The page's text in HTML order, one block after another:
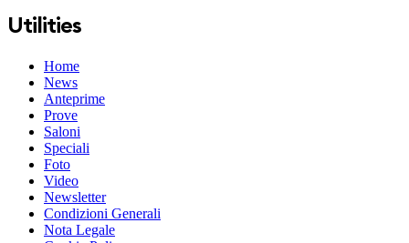
Utilities
Home
News
Anteprime
Prove
Saloni
Speciali
Foto
Video
Newsletter
Condizioni Generali
Nota Legale